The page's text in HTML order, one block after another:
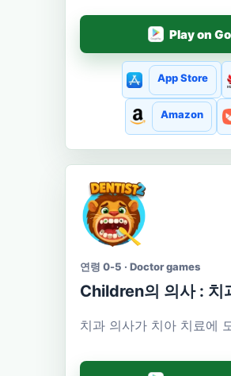
Play on
App Store
Amazon
연령 0-5 · Doctor games
Сhildren의 의사 : 치
치과 의사가 치아 치료에